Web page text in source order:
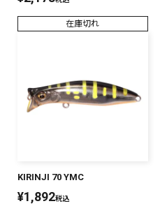
在庫切れ
KIRINJI 70 YMC
¥1,892税込